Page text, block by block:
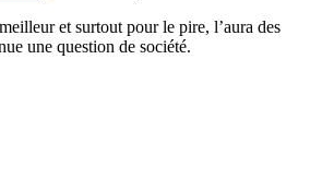
et surtout pour le pire, l’aura des
une question de société.